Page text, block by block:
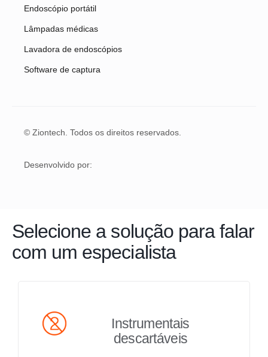
Endoscópio portátil
Lâmpadas médicas
Lavadora de endoscópios
Software de captura
© Ziontech. Todos os direitos reservados.
Desenvolvido por:
Selecione a solução para falar
com um especialista
Instrumentais
descartáveis